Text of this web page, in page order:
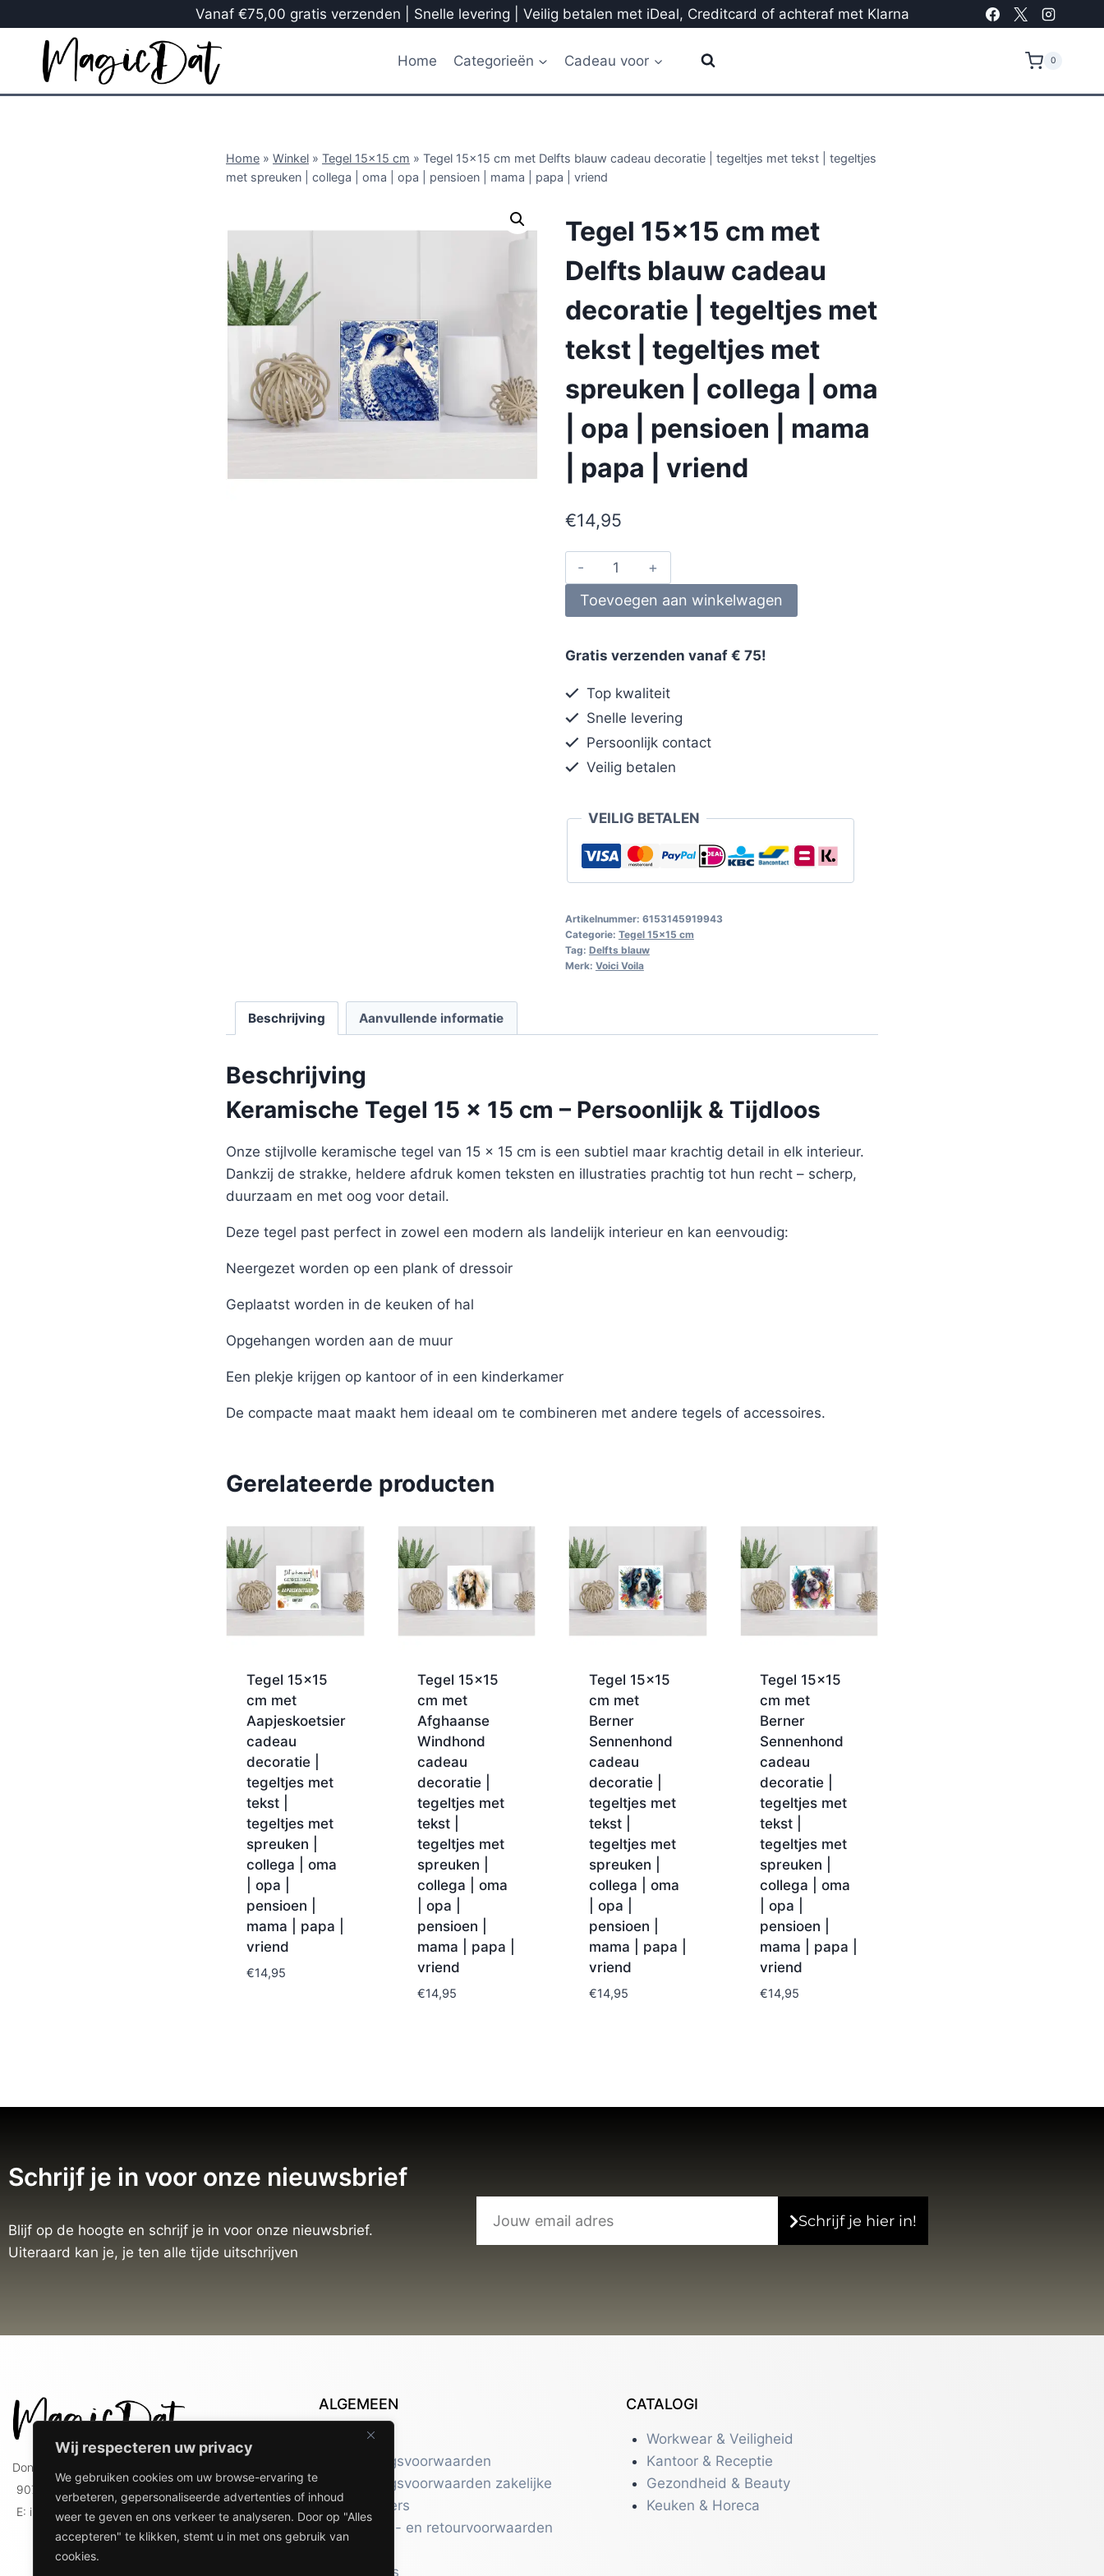
Wij respecteren uw privacy
We gebruiken cookies om uw browse-ervaring te
verbeteren, gepersonaliseerde advertenties of inhoud
weer te geven en ons verkeer te analyseren. Door op "Alles
accepteren" te klikken, stemt u in met ons gebruik van
cookies.
Vanaf €75,00 gratis verzenden | Snelle levering | Veilig betalen met iDeal, Creditcard of achteraf met Klarna
Home Categorieën Cadeau voor 0
Home » Winkel » Tegel 15x15 cm » Tegel 15×15 cm met Delfts blauw cadeau decoratie | tegeltjes met tekst | tegeltjes
met spreuken | collega | oma | opa | pensioen | mama | papa | vriend
Tegel 15×15 cm met
Delfts blauw cadeau
decoratie | tegeltjes met
tekst | tegeltjes met
spreuken | collega | oma
| opa | pensioen | mama
| papa | vriend
€14,95
Toevoegen aan winkelwagen
Gratis verzenden vanaf € 75!
Top kwaliteit
Snelle levering
Persoonlijk contact
Veilig betalen
VEILIG BETALEN
Artikelnummer: 6153145919943
Categorie: Tegel 15x15 cm
Tag: Delfts blauw
Merk: Voici Voila
Beschrijving Aanvullende informatie
Beschrijving
Keramische Tegel 15 x 15 cm – Persoonlijk & Tijdloos
Onze stijlvolle keramische tegel van 15 x 15 cm is een subtiel maar krachtig detail in elk interieur.
Dankzij de strakke, heldere afdruk komen teksten en illustraties prachtig tot hun recht – scherp,
duurzaam en met oog voor detail.
Deze tegel past perfect in zowel een modern als landelijk interieur en kan eenvoudig:
Neergezet worden op een plank of dressoir
Geplaatst worden in de keuken of hal
Opgehangen worden aan de muur
Een plekje krijgen op kantoor of in een kinderkamer
De compacte maat maakt hem ideaal om te combineren met andere tegels of accessoires.
Gerelateerde producten
Tegel 15×15
cm met
Aapjeskoetsier
cadeau
decoratie |
tegeltjes met
tekst |
tegeltjes met
spreuken |
collega | oma
| opa |
pensioen |
mama | papa |
vriend
€14,95
Tegel 15×15
cm met
Afghaanse
Windhond
cadeau
decoratie |
tegeltjes met
tekst |
tegeltjes met
spreuken |
collega | oma
| opa |
pensioen |
mama | papa |
vriend
€14,95
Tegel 15×15
cm met
Berner
Sennenhond
cadeau
decoratie |
tegeltjes met
tekst |
tegeltjes met
spreuken |
collega | oma
| opa |
pensioen |
mama | papa |
vriend
€14,95
Tegel 15×15
cm met
Berner
Sennenhond
cadeau
decoratie |
tegeltjes met
tekst |
tegeltjes met
spreuken |
collega | oma
| opa |
pensioen |
mama | papa |
vriend
€14,95
Schrijf je in voor onze nieuwsbrief
Blijf op de hoogte en schrijf je in voor onze nieuwsbrief.
Uiteraard kan je, je ten alle tijde uitschrijven
Schrijf je hier in!
Doniaweg 9
9074 AE Hallum
E: info@magicdat.nl
ALGEMEEN
Contact
Leveringsvoorwaarden
Leveringsvoorwaarden zakelijke
gebruikers
Verzend- en retourvoorwaarden
Over ons
CATALOGI
Workwear & Veiligheid
Kantoor & Receptie
Gezondheid & Beauty
Keuken & Horeca